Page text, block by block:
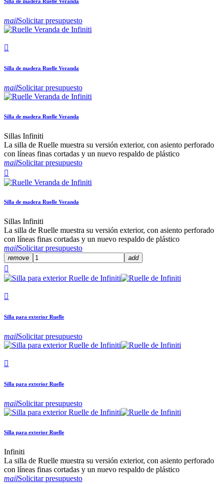
mailSolicitar presupuesto

Silla de madera Ruelle Veranda
mailSolicitar presupuesto
Silla de madera Ruelle Veranda
Sillas Infiniti
La silla de Ruelle muestra su versión exterior, con asiento perforado
con líneas finas cortadas y un nuevo respaldo de plástico
mailSolicitar presupuesto

Silla de madera Ruelle Veranda
Sillas Infiniti
La silla de Ruelle muestra su versión exterior, con asiento perforado
con líneas finas cortadas y un nuevo respaldo de plástico
mailSolicitar presupuesto
remove add


Silla para exterior Ruelle
mailSolicitar presupuesto

Silla para exterior Ruelle
mailSolicitar presupuesto
Silla para exterior Ruelle
Infiniti
La silla de Ruelle muestra su versión exterior, con asiento perforado
con líneas finas cortadas y un nuevo respaldo de plástico
mailSolicitar presupuesto